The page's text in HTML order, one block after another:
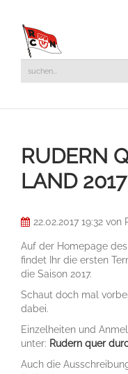
RUDERN
LAND 2017
22.02.2017 19:32 von
Auf der Homepage
findet Ihr die ersten
die Saison 2017.
Schaut doch mal
dabei.
Einzelheiten und
unter: Rudern quer
Auch die